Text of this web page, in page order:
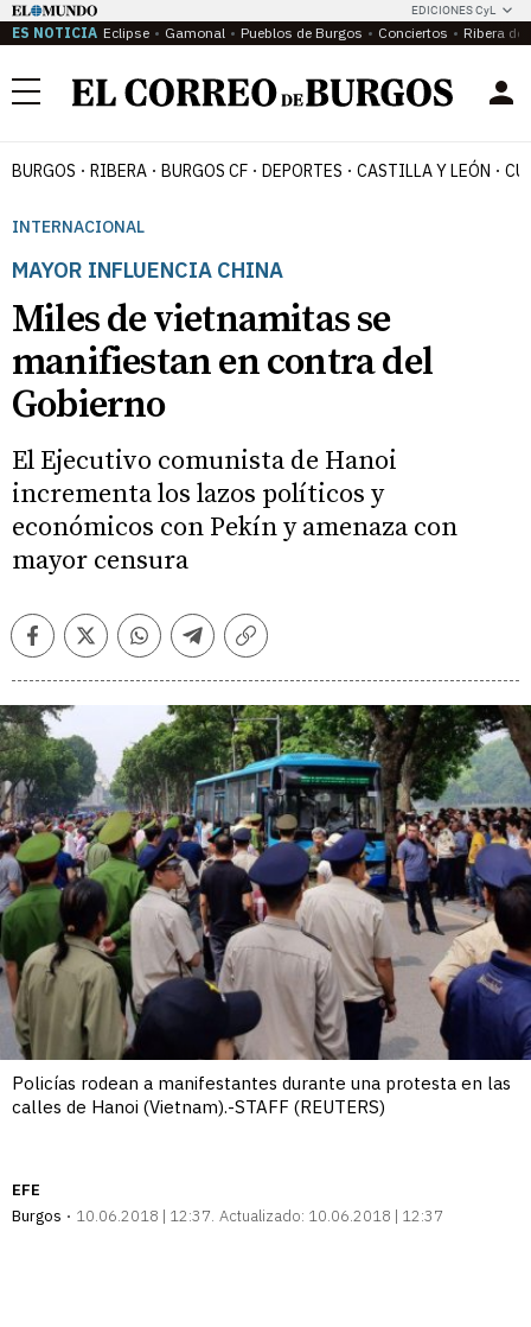
EDICIONES CyL
ES NOTICIA Eclipse Gamonal Pueblos de Burgos Conciertos Ribera del
Menú
BURGOS RIBERA BURGOS CF DEPORTES CASTILLA Y LEÓN
INTERNACIONAL
MAYOR INFLUENCIA CHINA
Miles de vietnamitas se
manifiestan en contra del
Gobierno
El Ejecutivo comunista de Hanoi
incrementa los lazos políticos y
económicos con Pekín y amenaza con
mayor censura
FacebookTwitterWhatsappTelegramCopiar
Policías rodean a manifestantes durante una protesta en las
calles de Hanoi (Vietnam).-STAFF (REUTERS)
EFE
Burgos
10.06.2018 | 12:37 Actualizado: 10.06.2018 | 12:37